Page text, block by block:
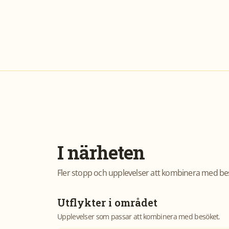
I närheten
Fler stopp och upplevelser att kombinera med
Utflykter i området
Upplevelser som passar att kombinera med besöket.